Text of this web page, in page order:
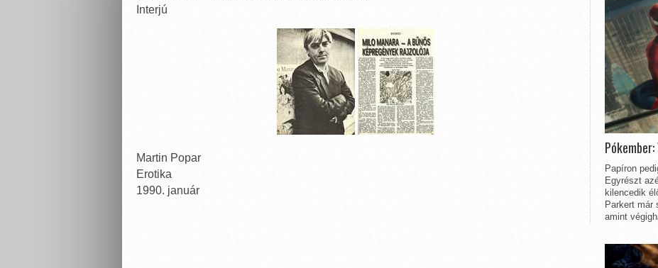
Interjú
Martin Popar
Erotika
1990. január
Papíron
Egyrészt
kilencedik
Parkert már
amint